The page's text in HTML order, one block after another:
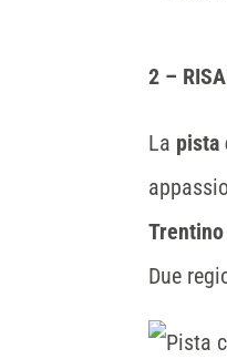
2 –
La pista
Due